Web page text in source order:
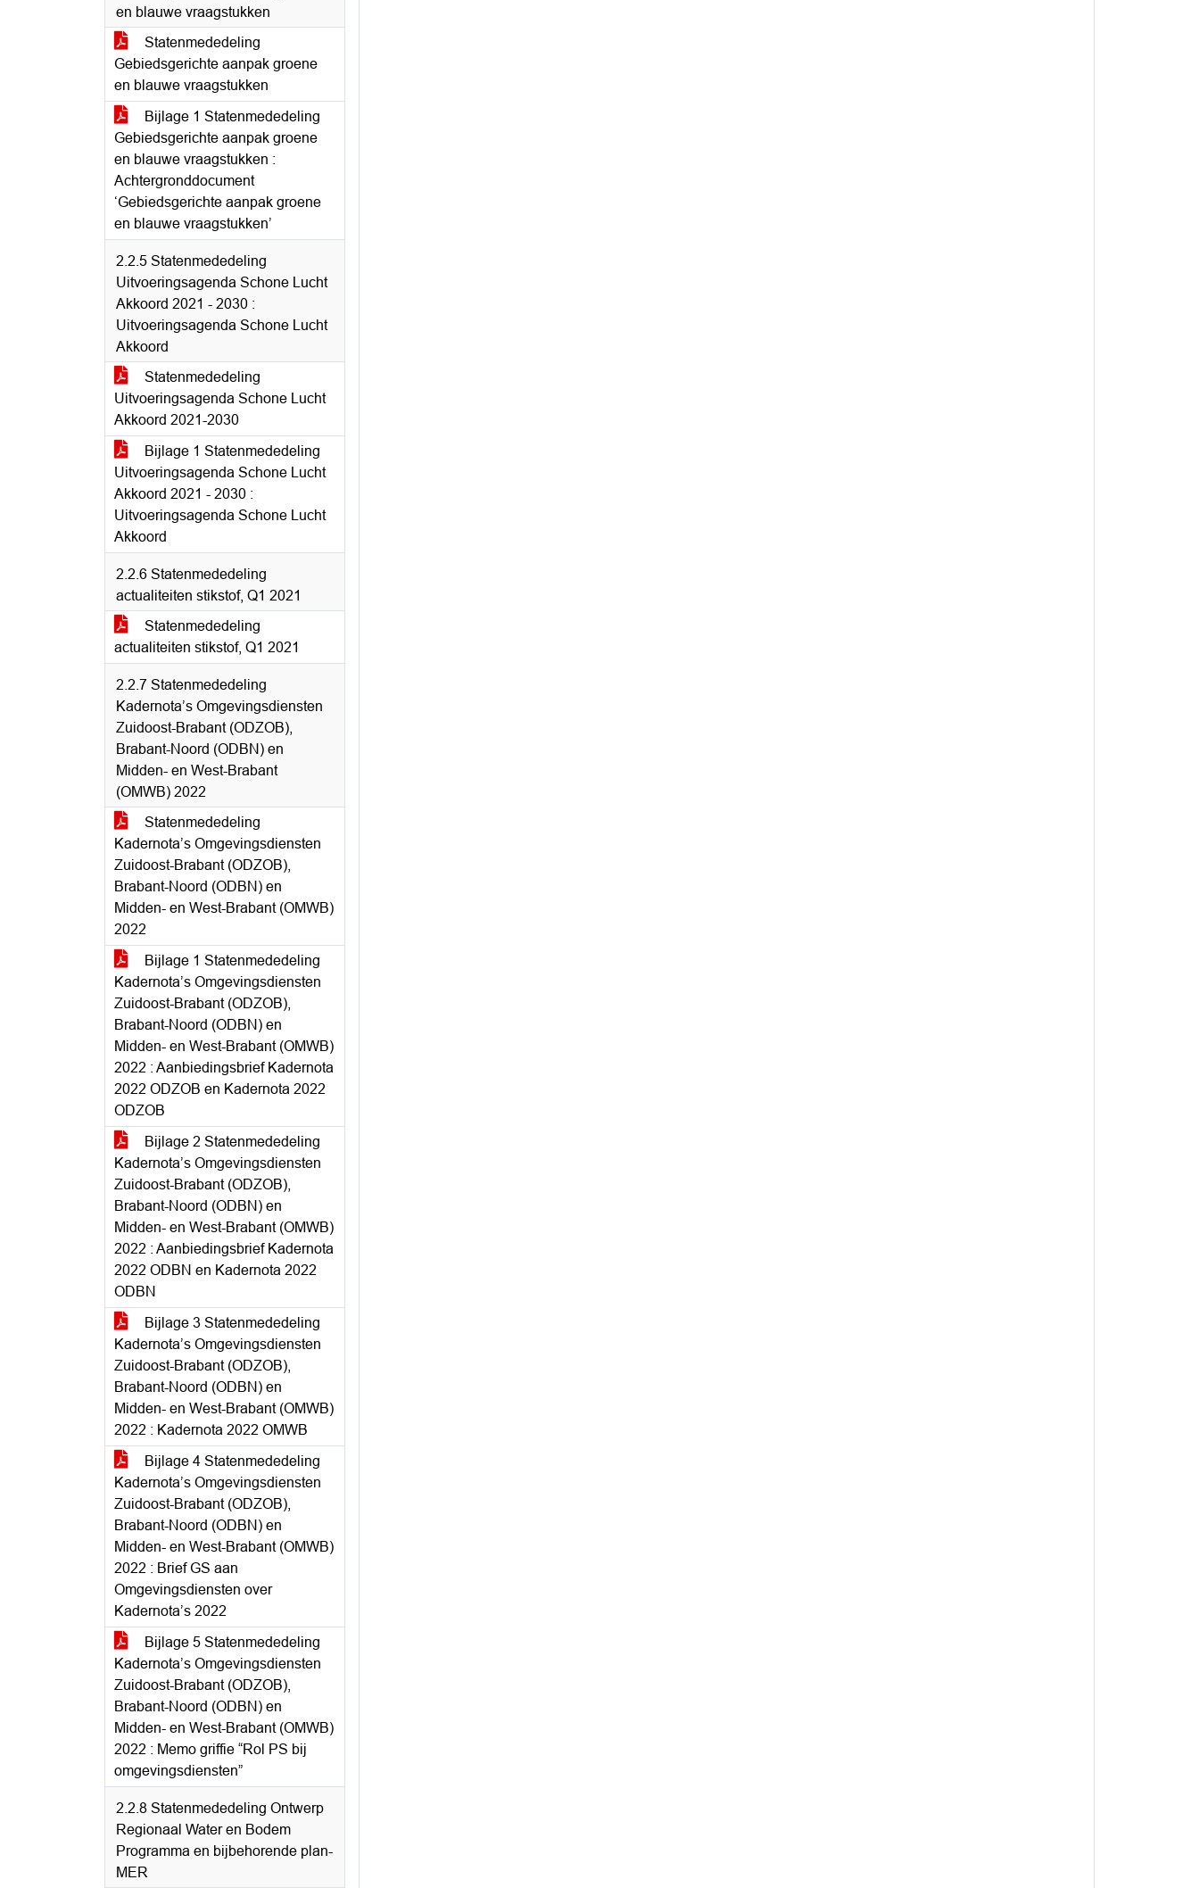
en blauwe vraagstukken
Statenmededeling
Gebiedsgerichte aanpak groene
en blauwe vraagstukken
Bijlage 1 Statenmededeling
Gebiedsgerichte aanpak groene
en blauwe vraagstukken :
Achtergronddocument
‘Gebiedsgerichte aanpak groene
en blauwe vraagstukken’
2.2.5 Statenmededeling
Uitvoeringsagenda Schone Lucht
Akkoord 2021 - 2030 :
Uitvoeringsagenda Schone Lucht
Akkoord
Statenmededeling
Uitvoeringsagenda Schone Lucht
Akkoord 2021-2030
Bijlage 1 Statenmededeling
Uitvoeringsagenda Schone Lucht
Akkoord 2021 - 2030 :
Uitvoeringsagenda Schone Lucht
Akkoord
2.2.6 Statenmededeling
actualiteiten stikstof, Q1 2021
Statenmededeling
actualiteiten stikstof, Q1 2021
2.2.7 Statenmededeling
Kadernota’s Omgevingsdiensten
Zuidoost-Brabant (ODZOB),
Brabant-Noord (ODBN) en
Midden- en West-Brabant
(OMWB) 2022
Statenmededeling
Kadernota’s Omgevingsdiensten
Zuidoost-Brabant (ODZOB),
Brabant-Noord (ODBN) en
Midden- en West-Brabant (OMWB)
2022
Bijlage 1 Statenmededeling
Kadernota’s Omgevingsdiensten
Zuidoost-Brabant (ODZOB),
Brabant-Noord (ODBN) en
Midden- en West-Brabant (OMWB)
2022 : Aanbiedingsbrief Kadernota
2022 ODZOB en Kadernota 2022
ODZOB
Bijlage 2 Statenmededeling
Kadernota’s Omgevingsdiensten
Zuidoost-Brabant (ODZOB),
Brabant-Noord (ODBN) en
Midden- en West-Brabant (OMWB)
2022 : Aanbiedingsbrief Kadernota
2022 ODBN en Kadernota 2022
ODBN
Bijlage 3 Statenmededeling
Kadernota’s Omgevingsdiensten
Zuidoost-Brabant (ODZOB),
Brabant-Noord (ODBN) en
Midden- en West-Brabant (OMWB)
2022 : Kadernota 2022 OMWB
Bijlage 4 Statenmededeling
Kadernota’s Omgevingsdiensten
Zuidoost-Brabant (ODZOB),
Brabant-Noord (ODBN) en
Midden- en West-Brabant (OMWB)
2022 : Brief GS aan
Omgevingsdiensten over
Kadernota’s 2022
Bijlage 5 Statenmededeling
Kadernota’s Omgevingsdiensten
Zuidoost-Brabant (ODZOB),
Brabant-Noord (ODBN) en
Midden- en West-Brabant (OMWB)
2022 : Memo griffie “Rol PS bij
omgevingsdiensten”
2.2.8 Statenmededeling Ontwerp
Regionaal Water en Bodem
Programma en bijbehorende plan-
MER